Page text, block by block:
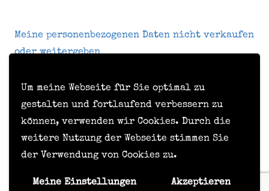
Um meine Webseite für Sie optimal zu
gestalten und fortlaufend verbessern zu
können, verwenden wir Cookies. Durch die
weitere Nutzung der Webseite stimmen Sie
der Verwendung von Cookies zu.
Meine Einstellungen Akzeptieren
Meine personenbezogenen Daten nicht verkaufen
oder weitergeben
Impressum